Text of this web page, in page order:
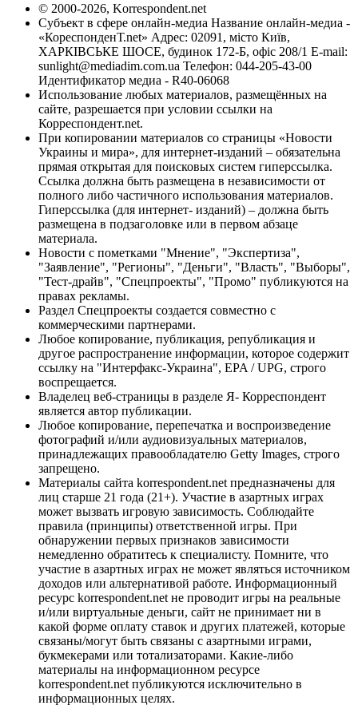
© 2000-2026, Korrespondent.net
Субъект в сфере онлайн-медиа Название онлайн-медиа -
«КореспонденТ.net» Адрес: 02091, місто Київ,
ХАРКІВСЬКЕ ШОСЕ, будинок 172-Б, офіс 208/1 E-mail:
sunlight@mediadim.com.ua Телефон: 044-205-43-00
Идентификатор медиа - R40-06068
Использование любых материалов, размещённых на
сайте, разрешается при условии ссылки на
Корреспондент.net.
При копировании материалов со страницы «Новости
Украины и мира», для интернет-изданий – обязательна
прямая открытая для поисковых систем гиперссылка.
Ссылка должна быть размещена в независимости от
полного либо частичного использования материалов.
Гиперссылка (для интернет- изданий) – должна быть
размещена в подзаголовке или в первом абзаце
материала.
Новости с пометками "Мнение", "Экспертиза",
"Заявление", "Регионы", "Деньги", "Власть", "Выборы",
"Тест-драйв", "Спецпроекты", "Промо" публикуются на
правах рекламы.
Раздел Спецпроекты создается совместно с
коммерческими партнерами.
Любое копирование, публикация, републикация и
другое распространение информации, которое содержит
ссылку на "Интерфакс-Украина", EPA / UPG, строго
воспрещается.
Владелец веб-страницы в разделе Я- Корреспондент
является автор публикации.
Любое копирование, перепечатка и воспроизведение
фотографий и/или аудиовизуальных материалов,
принадлежащих правообладателю Getty Images, строго
запрещено.
Материалы сайта korrespondent.net предназначены для
лиц старше 21 года (21+). Участие в азартных играх
может вызвать игровую зависимость. Соблюдайте
правила (принципы) ответственной игры. При
обнаружении первых признаков зависимости
немедленно обратитесь к специалисту. Помните, что
участие в азартных играх не может являться источником
доходов или альтернативой работе. Информационный
ресурс korrespondent.net не проводит игры на реальные
и/или виртуальные деньги, сайт не принимает ни в
какой форме оплату ставок и других платежей, которые
связаны/могут быть связаны с азартными играми,
букмекерами или тотализаторами. Какие-либо
материалы на информационном ресурсе
korrespondent.net публикуются исключительно в
информационных целях.